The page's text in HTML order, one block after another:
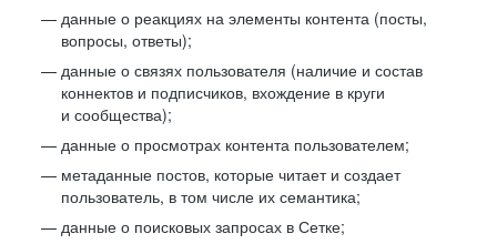
данные о реакциях на элементы контента (посты,
вопросы, ответы);
данные о связях пользователя (наличие и состав
коннектов и подписчиков, вхождение в круги
и сообщества);
данные о просмотрах контента пользователем;
метаданные постов, которые читает и создает
пользователь, в том числе их семантика;
данные о поисковых запросах в Сетке;